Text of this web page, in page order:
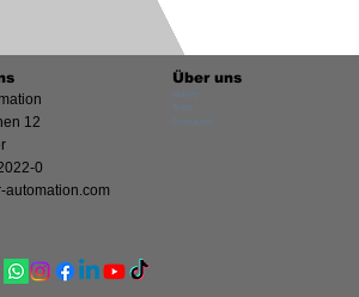
12
0
automation.com
Über uns
History
Team
Produktion